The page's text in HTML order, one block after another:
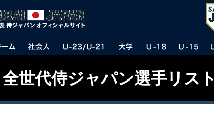
全世代侍ジャパン選手リスト